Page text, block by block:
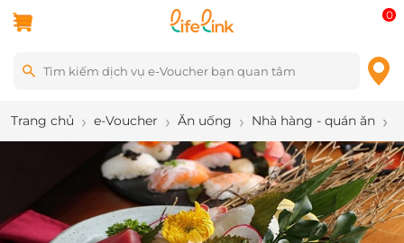
0
Trang chủ e-Voucher Ăn uống Nhà hàng - quán ăn